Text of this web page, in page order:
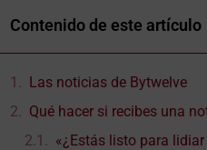
Contenido de este artículo
Las noticias de Bytwelve
Qué hacer si recibes una
«¿Estás listo para